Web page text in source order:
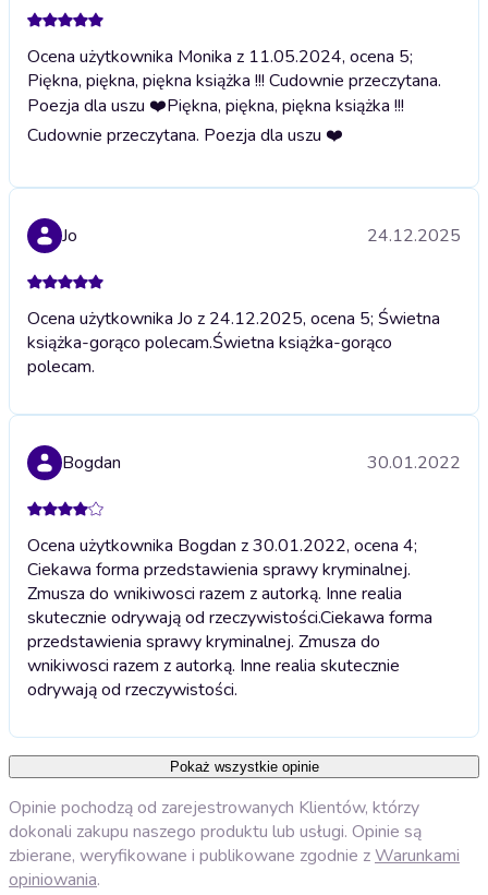
Ocena użytkownika Monika z 11.05.2024, ocena 5;
Piękna, piękna, piękna książka !!! Cudownie przeczytana.
Poezja dla uszu ❤️Piękna, piękna, piękna książka !!!
Cudownie przeczytana. Poezja dla uszu ❤️
Jo 24.12.2025
Ocena użytkownika Jo z 24.12.2025, ocena 5; Świetna
książka-gorąco polecam.Świetna książka-gorąco
polecam.
Bogdan 30.01.2022
Ocena użytkownika Bogdan z 30.01.2022, ocena 4;
Ciekawa forma przedstawienia sprawy kryminalnej.
Zmusza do wnikiwosci razem z autorką. Inne realia
skutecznie odrywają od rzeczywistości.Ciekawa forma
przedstawienia sprawy kryminalnej. Zmusza do
wnikiwosci razem z autorką. Inne realia skutecznie
odrywają od rzeczywistości.
Pokaż wszystkie opinie
Opinie pochodzą od zarejestrowanych Klientów, którzy
dokonali zakupu naszego produktu lub usługi. Opinie są
zbierane, weryfikowane i publikowane zgodnie zWarunkami
opiniowania.